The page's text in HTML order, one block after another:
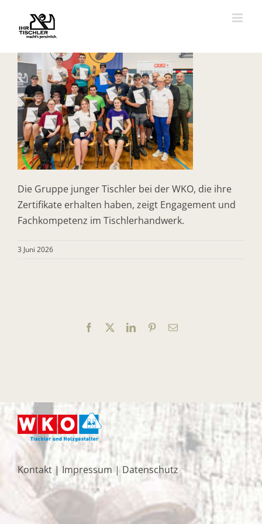
springen
Die Gruppe junger Tischler bei der WKO, die ihre
Zertifikate erhalten haben, zeigt Engagement und
Fachkompetenz im Tischlerhandwerk.
3 Juni 2026
Facebook LinkedInPinterest
E-
Kontakt | Impressum | Datenschutz